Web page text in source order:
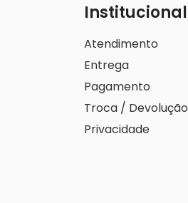
Institucional
Atendimento
Entrega
Pagamento
Troca / Devolução
Privacidade